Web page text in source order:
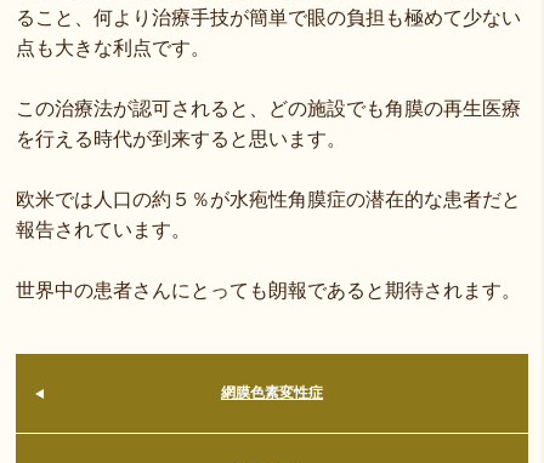
ること、何より治療手技が簡単で眼の負担も極めて少ない
点も大きな利点です。
この治療法が認可されると、どの施設でも角膜の再生医療
を行える時代が到来すると思います。
欧米では人口の約５％が水疱性角膜症の潜在的な患者だと
報告されています。
世界中の患者さんにとっても朗報であると期待されます。
網膜色素変性症